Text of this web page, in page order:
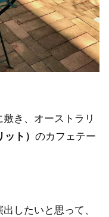
き、オーストラリ
ト） のカフェテー
したいと思って、